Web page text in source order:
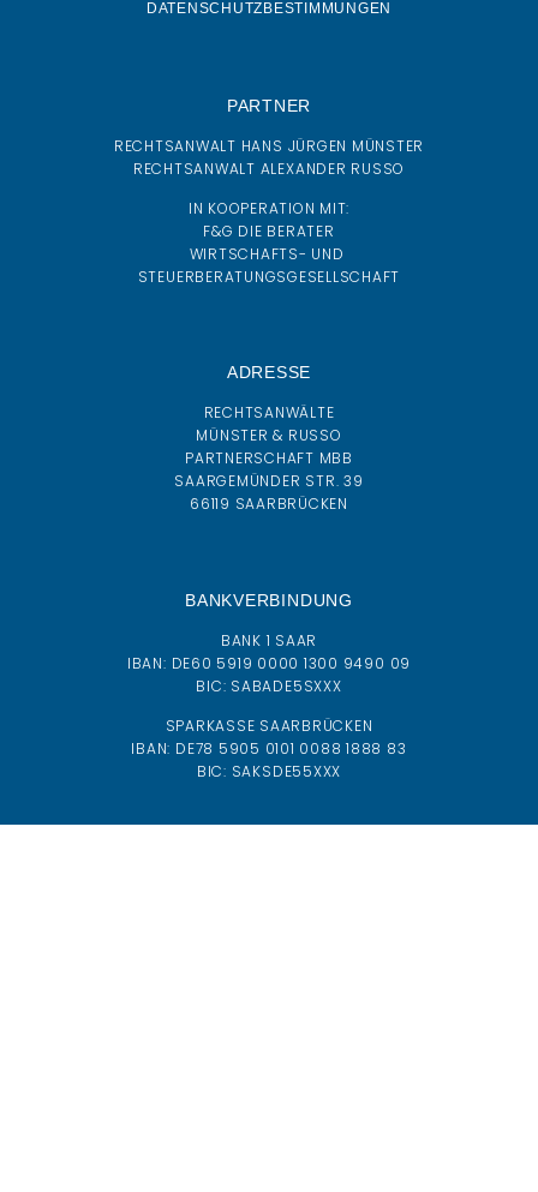
DATENSCHUTZBESTIMMUNGEN
PARTNER
RECHTSANWALT HANS JÜRGEN MÜNSTER
RECHTSANWALT ALEXANDER RUSSO
IN KOOPERATION MIT:
F&G DIE BERATER
WIRTSCHAFTS- UND
STEUERBERATUNGSGESELLSCHAFT
ADRESSE
RECHTSANWÄLTE
MÜNSTER & RUSSO
PARTNERSCHAFT MBB
SAARGEMÜNDER STR. 39
66119 SAARBRÜCKEN
BANKVERBINDUNG
BANK 1 SAAR
IBAN: DE60 5919 0000 1300 9490 09
BIC: SABADE5SXXX
SPARKASSE SAARBRÜCKEN
IBAN: DE78 5905 0101 0088 1888 83
BIC: SAKSDE55XXX